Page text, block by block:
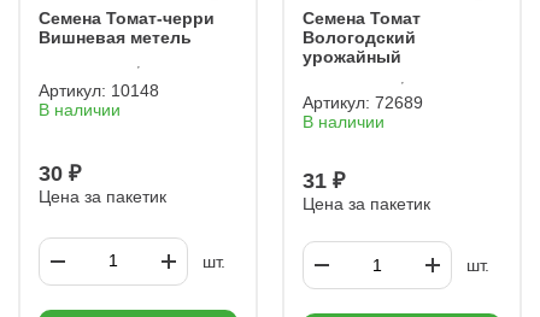
Семена Томат-черри
Вишневая метель
Артикул: 10148
В наличии
30 ₽
Цена за пакетик
шт.
Семена Томат
Вологодский
урожайный
Артикул: 72689
В наличии
31 ₽
Цена за пакетик
шт.